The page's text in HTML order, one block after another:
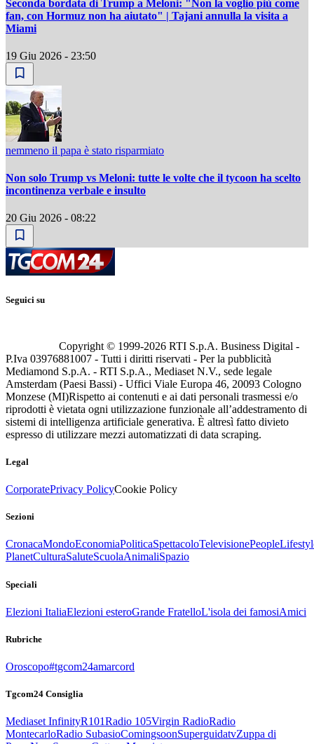
Seconda bordata di Trump a Meloni: "Non la voglio più come
fan, con Hormuz non ha aiutato" | Tajani annulla la visita a
Miami
19 Giu 2026 - 23:50
nemmeno il papa è stato risparmiato
Non solo Trump vs Meloni: tutte le volte che il tycoon ha scelto
incontinenza verbale e insulto
20 Giu 2026 - 08:22
Seguici su
Copyright © 1999-2026 RTI S.p.A. Business Digital -
P.Iva 03976881007 - Tutti i diritti riservati - Per la pubblicità
Mediamond S.p.A. - RTI S.p.A., Mediaset N.V., sede legale
Amsterdam (Paesi Bassi) - Uffici Viale Europa 46, 20093 Cologno
Monzese (MI)Rispetto ai contenuti e ai dati personali trasmessi e/o
riprodotti è vietata ogni utilizzazione funzionale all’addestramento di
sistemi di intelligenza artificiale generativa. È altresì fatto divieto
espresso di utilizzare mezzi automatizzati di data scraping.
Legal
CorporatePrivacy PolicyCookie Policy
Sezioni
CronacaMondoEconomiaPoliticaSpettacoloTelevisionePeople
PlanetCulturaSaluteScuolaAnimaliSpazio
Speciali
Elezioni ItaliaElezioni esteroGrande FratelloL'isola dei famosiAmici
Rubriche
Oroscopo#tgcom24amarcord
Tgcom24 Consiglia
Mediaset InfinityR101Radio 105Virgin RadioRadio
MontecarloRadio SubasioComingsoonSuperguidatvZuppa di